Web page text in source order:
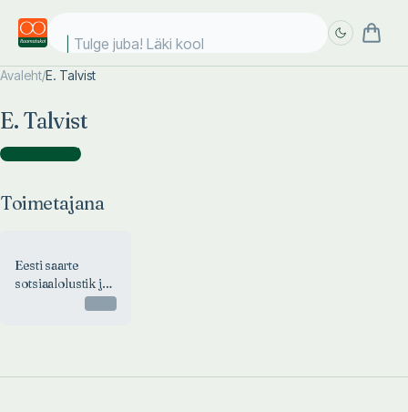
Tulge juba! Läki kooli
Avaleht/E. Talvist
E. Talvist
Toimetajana )
Toimetajana
Eesti saarte
sotsiaalolustik ja